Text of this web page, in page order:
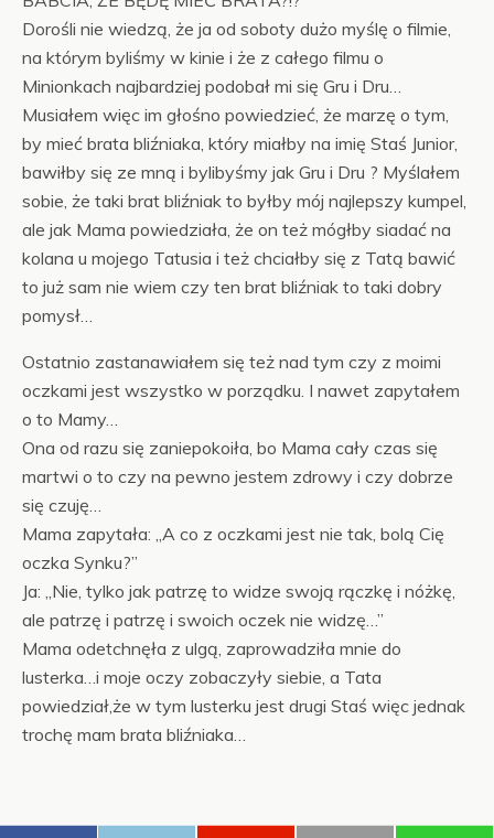
Dorośli nie wiedzą, że ja od soboty dużo myślę o filmie,
na którym byliśmy w kinie i że z całego filmu o
Minionkach najbardziej podobał mi się Gru i Dru…
Musiałem więc im głośno powiedzieć, że marzę o tym,
by mieć brata bliźniaka, który miałby na imię Staś Junior,
bawiłby się ze mną i bylibyśmy jak Gru i Dru ? Myślałem
sobie, że taki brat bliźniak to byłby mój najlepszy kumpel,
ale jak Mama powiedziała, że on też mógłby siadać na
kolana u mojego Tatusia i też chciałby się z Tatą bawić
to już sam nie wiem czy ten brat bliźniak to taki dobry
pomysł…
Ostatnio zastanawiałem się też nad tym czy z moimi
oczkami jest wszystko w porządku. I nawet zapytałem
o to Mamy…
Ona od razu się zaniepokoiła, bo Mama cały czas się
martwi o to czy na pewno jestem zdrowy i czy dobrze
się czuję…
Mama zapytała: „A co z oczkami jest nie tak, bolą Cię
oczka Synku?”
Ja: „Nie, tylko jak patrzę to widze swoją rączkę i nóżkę,
ale patrzę i patrzę i swoich oczek nie widzę…”
Mama odetchnęła z ulgą, zaprowadziła mnie do
lusterka…i moje oczy zobaczyły siebie, a Tata
powiedział,że w tym lusterku jest drugi Staś więc jednak
trochę mam brata bliźniaka…